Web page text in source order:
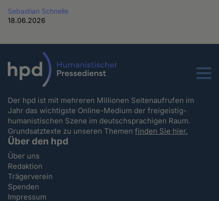
Sebastian Schnelle
18.06.2026
Menu
Der hpd ist mit mehreren Millionen Seitenaufrufen im
Jahr das wichtigste Online-Medium der freigeistig-
humanistischen Szene im deutschsprachigen Raum.
Grundsatztexte zu unseren Themenfinden Sie hier.
Über den hpd
Über uns
Redaktion
Trägerverein
Spenden
Impressum